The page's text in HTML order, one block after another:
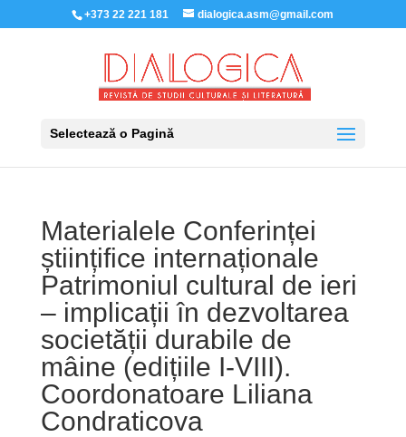
+373 22 221 181 dialogica.asm@gmail.com
Selectează o Pagină
Materialele Conferinței
științifice internaționale
Patrimoniul cultural de ieri
– implicații în dezvoltarea
societății durabile de
mâine (edițiile I-VIII).
Coordonatoare Liliana
Condraticova